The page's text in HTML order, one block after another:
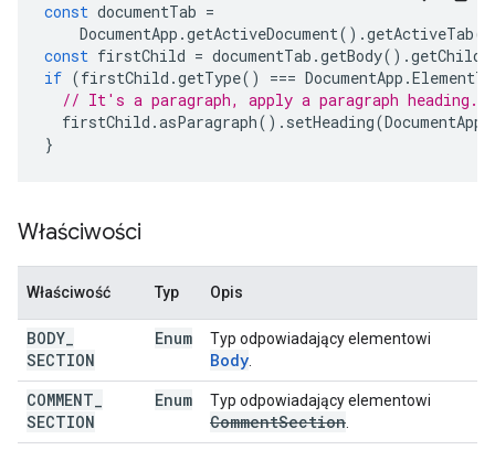
const documentTab =
DocumentApp .getActiveDocument().getActiveTab
const firstChild = documentTab .getBody().getChild
if (firstChild .getType() === DocumentApp .
// It's a paragraph, apply a paragraph heading.
firstChild .asParagraph(). setHeading(DocumentApp
}
Właściwości
Właściwość Typ Opis
BODY
SECTION
Enum Typ odpowiadający elementowi
Body
COMMENT
SECTION
Enum Typ odpowiadający elementowi
CommentSection